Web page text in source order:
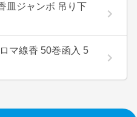
皿ジャンボ 吊り下
マ線香 50巻函入 5